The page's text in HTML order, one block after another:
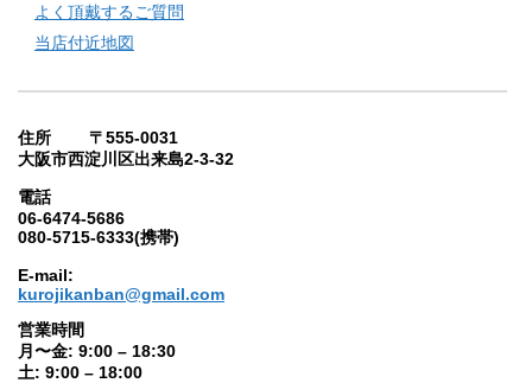
よく頂戴するご質問
当店付近地図
住所 〒555-0031
大阪市西淀川区出来島2-3-32
電話
06-6474-5686
080-5715-6333(携帯)
E-mail:
kurojikanban@gmail.com
営業時間
月〜金: 9:00 – 18:30
土: 9:00 – 18:00